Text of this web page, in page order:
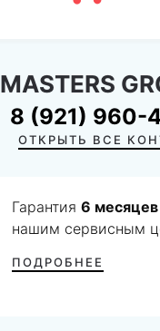
MASTERS
8 (921) 960-
ОТКРЫТЬ ВСЕ
Гарантия6 месяцев
нашим сервисным
ПОДРОБНЕЕ